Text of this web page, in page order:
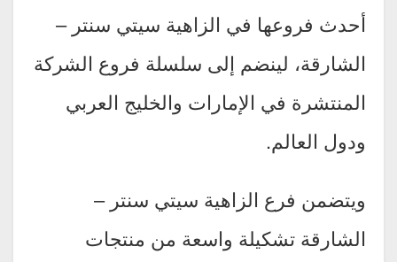
أحدث فروعها في الزاهية سيتي سنتر –
الشارقة، لينضم إلى سلسلة فروع الشركة
المنتشرة في الإمارات والخليج العربي
ودول العالم.
ويتضمن فرع الزاهية سيتي سنتر –
الشارقة تشكيلة واسعة من منتجات